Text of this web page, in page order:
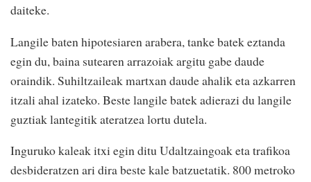
daiteke.
Langile baten hipotesiaren arabera, tanke batek eztanda
egin du, baina sutearen arrazoiak argitu gabe daude
oraindik. Suhiltzaileak martxan daude ahalik eta azkarren
itzali ahal izateko. Beste langile batek adierazi du langile
guztiak lantegitik ateratzea lortu dutela.
Inguruko kaleak itxi egin ditu Udaltzaingoak eta trafikoa
desbideratzen ari dira beste kale batzuetatik. 800 metroko